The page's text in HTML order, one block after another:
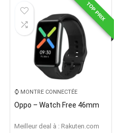
TOP PRIX
⌚️ MONTRE CONNECTÉE
Oppo – Watch Free 46mm
Meilleur deal à : rakuten.com